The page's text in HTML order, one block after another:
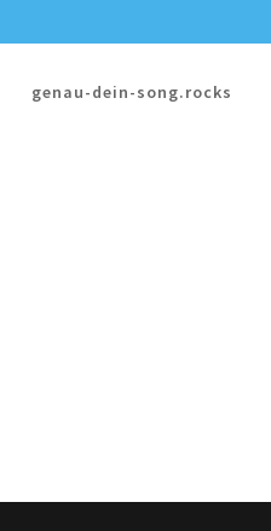
genau-dein-song.rocks